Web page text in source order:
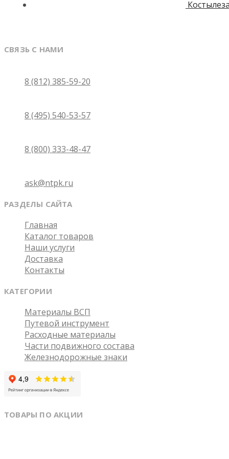
СВЯЗЬ С НАМИ
8 (812) 385-59-20
8 (495) 540-53-57
8 (800) 333-48-47
ask@ntpk.ru
РАЗДЕЛЫ САЙТА
Главная
Каталог товаров
Наши услуги
Доставка
Контакты
КАТЕГОРИИ
Материалы ВСП
Путевой инструмент
Расходные материалы
Части подвижного состава
Железнодорожные знаки
ТОВАРЫ ПО АКЦИИ